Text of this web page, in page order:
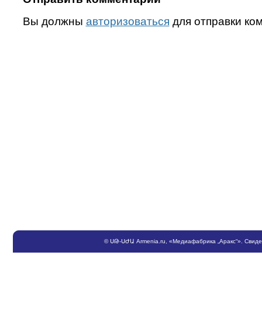
Вы должны авторизоваться для отправки
©ՍԹ-ՍԺԱ Armenia.ru , «Медиафабрика „Аракс“».